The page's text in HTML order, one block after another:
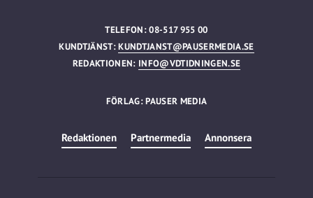
TELEFON: 08-517 955 00
KUNDTJÄNST:KUNDTJANST@PAUSERMEDIA.SE
REDAKTIONEN: INFO@VDTIDNINGEN.SE
FÖRLAG: PAUSER MEDIA
Redaktionen Partnermedia Annonsera